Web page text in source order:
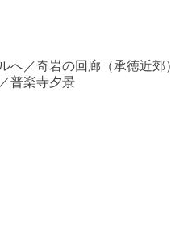
へ／奇岩の回廊（承徳近郊）
普楽寺夕景